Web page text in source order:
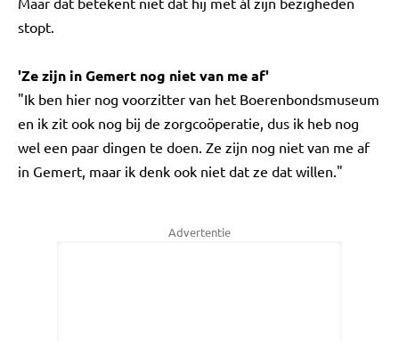
stopt.
'Ze zijn in Gemert nog niet van me af'
"Ik ben hier nog voorzitter van het Boerenbondsmuseum
en ik zit ook nog bij de zorgcoöperatie, dus ik heb nog
wel een paar dingen te doen. Ze zijn nog niet van me af
in Gemert, maar ik denk ook niet dat ze dat willen."
Advertentie